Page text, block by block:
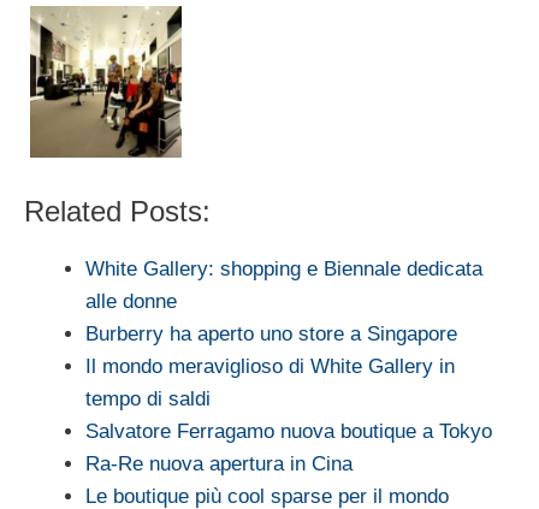
Related Posts:
White Gallery: shopping e Biennale dedicata
alle donne
Burberry ha aperto uno store a Singapore
Il mondo meraviglioso di White Gallery in
tempo di saldi
Salvatore Ferragamo nuova boutique a Tokyo
Ra-Re nuova apertura in Cina
Le boutique più cool sparse per il mondo